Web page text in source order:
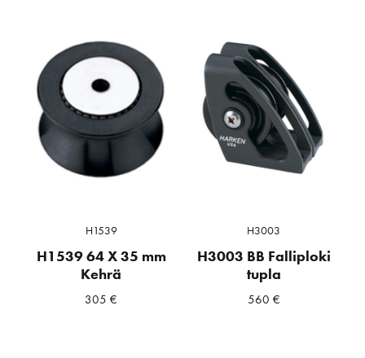
H1539
H1539 64 X 35 mm
Kehrä
305€
H3003
H3003 BB Falliploki
tupla
560 €